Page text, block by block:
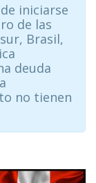
iniciarse
de las
Brasil,
deuda
no tienen